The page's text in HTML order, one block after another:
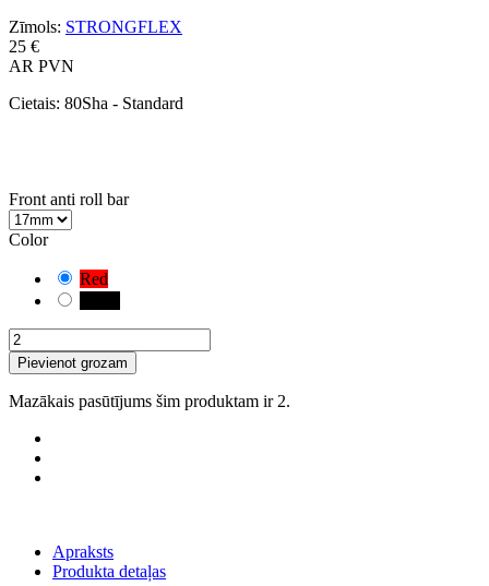
Zīmols: STRONGFLEX
25 €
AR PVN
Cietais: 80Sha - Standard
Front anti roll bar
Color
Red
Pievienot grozam
Mazākais pasūtījums šim produktam ir 2.
Apraksts
Produkta detaļas